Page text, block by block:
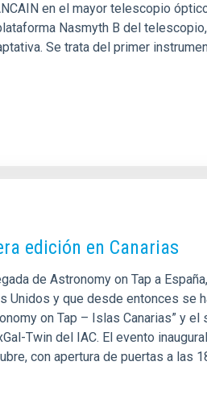
en el mayor telescopio
Nasmyth B del
Se trata del primer
edición en Canarias
de Astronomy on Tap a
Unidos y que desde entonces se
on Tap – Islas Canarias” y el
Twin del IAC. El evento
con apertura de puertas a las